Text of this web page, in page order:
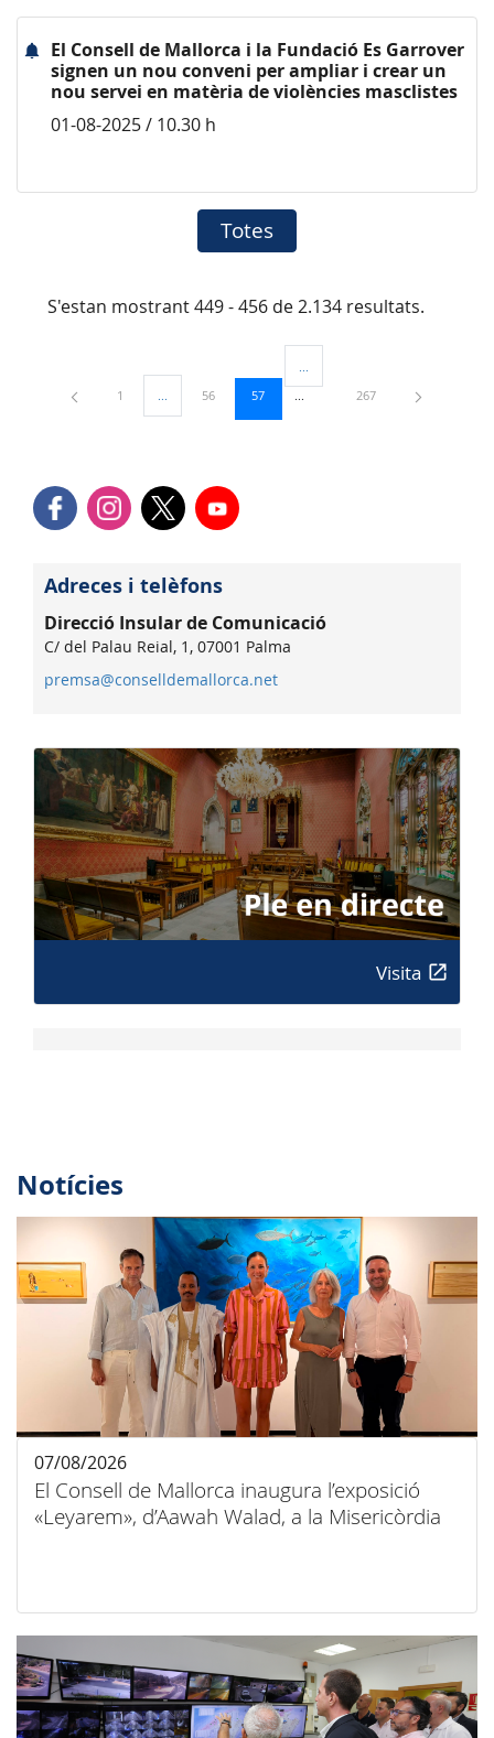
El Consell de Mallorca i la Fundació Es Garrover
signen un nou conveni per ampliar i crear un
nou servei en matèria de violències masclistes
01-08-2025 / 10.30 h
Totes
S'estan mostrant 449 - 456 de 2.134 resultats.
Pàgina
1 ...Pàgines intermèdies Utilitzeu TAB per navegar.
Pàgina
56 Pàgina
57
Pàgines intermèdies Utilitzeu
Pàgina
267
Adreces i telèfons
Direcció Insular de Comunicació
C/ del Palau Reial, 1, 07001 Palma
premsa@conselldemallorca.net
Visita
Notícies
El Consell de Mallorca inaugura l’exposició
«Leyarem», d’Aawah Walad, a la Misericòrdia
07/08/2026